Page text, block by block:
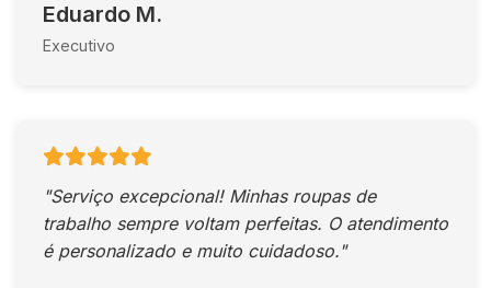
Eduardo M.
Executivo
"Serviço excepcional! Minhas roupas de
trabalho sempre voltam perfeitas. O atendimento
é personalizado e muito cuidadoso."